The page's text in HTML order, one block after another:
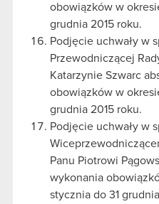
obowiązków w
grudnia 2015 roku.
Podjęcie uchwały w
Przewodniczącej
Katarzynie Szwarc
obowiązków w
grudnia 2015 roku.
Podjęcie uchwały w
Panu Piotrowi
wykonania
stycznia do 31